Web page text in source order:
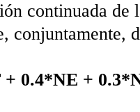
continuada de
conjuntamente,
0.4*NE +